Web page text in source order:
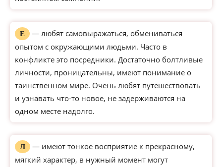
Е
— любят самовыражаться, обмениваться
опытом с окружающими людьми. Часто в
конфликте это посредники. Достаточно болтливые
личности, проницательны, имеют понимание о
таинственном мире. Очень любят путешествовать
и узнавать что-то новое, не задерживаются на
одном месте надолго.
Л
— имеют тонкое восприятие к прекрасному,
мягкий характер, в нужный момент могут